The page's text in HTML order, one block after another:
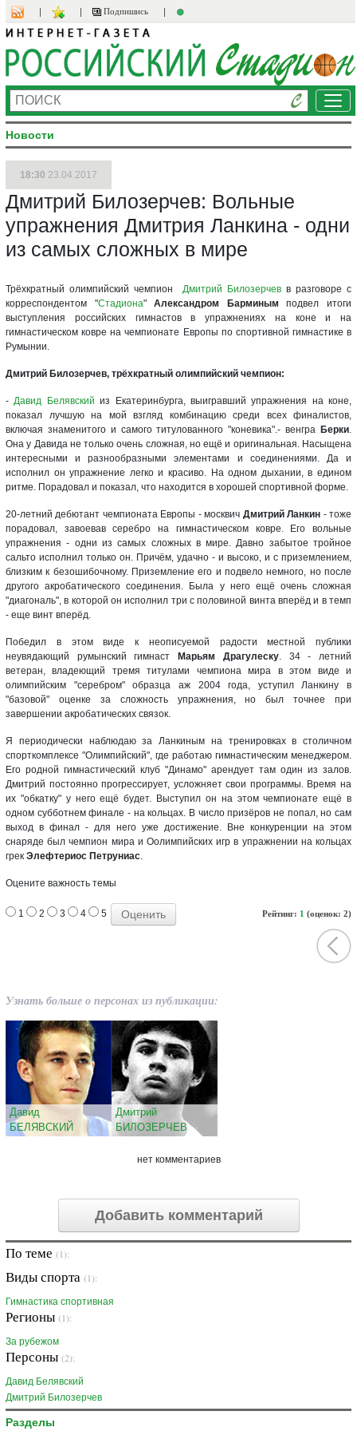
Подпишись
Новости
18:30 23.04.2017
Дмитрий Билозерчев: Вольные
упражнения Дмитрия Ланкина - одни
из самых сложных в мире
Трёхкратный олимпийский чемпион Дмитрий Билозерчев в разговоре с
корреспондентом "Стадиона"Александром Барминым подвел итоги
выступления российских гимнастов в упражнениях на коне и на
гимнастическом ковре на чемпионате Европы по спортивной гимнастике в
Румынии.
Дмитрий Билозерчев, трёхкратный олимпийский чемпион:
-Давид Белявский из Екатеринбурга, выигравший упражнения на коне,
показал лучшую на мой взгляд комбинацию среди всех финалистов,
включая знаменитого и самого титулованного "коневика".- венгра Берки.
Она у Давида не только очень сложная, но ещё и оригинальная. Насыщена
интересными и разнообразными элементами и соединениями. Да и
исполнил он упражнение легко и красиво. На одном дыхании, в едином
ритме. Порадовал и показал, что находится в хорошей спортивной форме.
20-летний дебютант чемпионата Европы - москвич Дмитрий Ланкин - тоже
порадовал, завоевав серебро на гимнастическом ковре. Его вольные
упражнения - одни из самых сложных в мире. Давно забытое тройное
сальто исполнил только он. Причём, удачно - и высоко, и с приземлением,
близким к безошибочному. Приземление его и подвело немного, но после
другого акробатического соединения. Была у него ещё очень сложная
"диагональ", в которой он исполнил три с половиной винта вперёд и в темп
- еще винт вперёд.
Победил в этом виде к неописуемой радости местной публики
неувядающий румынский гимнаст
Марьям Драгулеску. 34 - летний
ветеран, владеющий тремя титулами чемпиона мира в этом виде и
олимпийским "серебром" образца аж 2004 года, уступил Ланкину в
"базовой" оценке за сложность упражнения, но был точнее при
завершении акробатических связок.
Я периодически наблюдаю за Ланкиным на тренировках в столичном
спорткомплексе "Олимпийский", где работаю гимнастическим менеджером.
Его родной гимнастический клуб "Динамо" арендует там один из залов.
Дмитрий постоянно прогрессирует, усложняет свои программы. Время на
их "обкатку" у него ещё будет. Выступил он на этом чемпионате ещё в
одном субботнем финале - на кольцах. В число призёров не попал, но сам
выход в финал - для него уже достижение. Вне конкуренции на этом
снаряде был чемпион мира и Оолимпийских игр в упражнении на кольцах
грек Элефтериос Петруниас.
Оцените важность темы
Рейтинг: 1 (оценок: 2)
1 2 3 4 5
Узнать больше о персонах из публикации:
Давид
БЕЛЯВСКИЙ
Дмитрий
БИЛОЗЕРЧЕВ
нет комментариев
Добавить комментарий
По теме (1):
Виды спорта (1):
Гимнастика спортивная
Регионы (1):
За рубежом
Персоны (2):
Давид Белявский
Дмитрий Билозерчев
Разделы